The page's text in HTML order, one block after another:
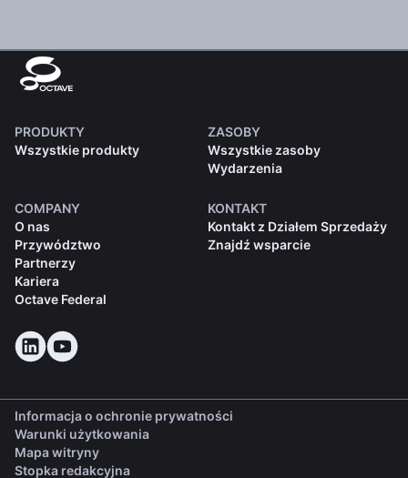
PRODUKTY
Wszystkie produkty
ZASOBY
Wszystkie zasoby
Wydarzenia
COMPANY
O nas
Przywództwo
Partnerzy
Kariera
Octave Federal
KONTAKT
Kontakt z Działem Sprzedaży
Znajdź wsparcie
Informacja o ochronie prywatności
Warunki użytkowania
Mapa witryny
Stopka redakcyjna